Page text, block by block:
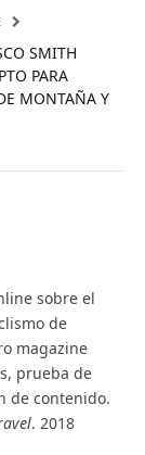
SMITH
PARA
MONTAÑA Y
sobre el
de
magazine
prueba de
de contenido.
. 2018